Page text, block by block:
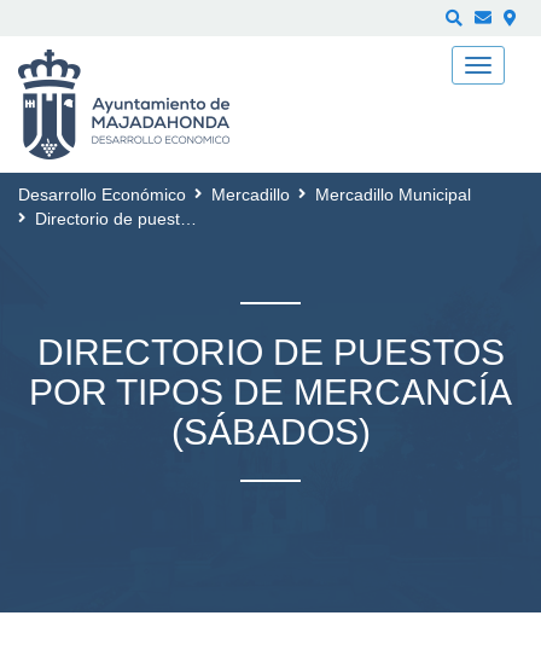
Desarrollo Económico Mercadillo
Mercadillo Municipal
Directorio de puestos por tipos de mercancía (SÁBADOS)
DIRECTORIO DE PUESTOS
POR TIPOS DE MERCANCÍA
(SÁBADOS)